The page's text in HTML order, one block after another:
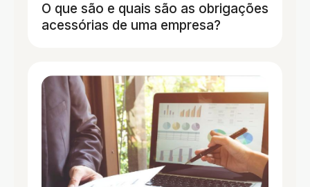
O que são e quais são as obrigações
acessórias de uma empresa?